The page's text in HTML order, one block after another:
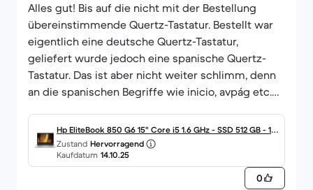
Alles gut! Bis auf die nicht mit der Bestellung
übereinstimmende Quertz-Tastatur. Bestellt war
eigentlich eine deutsche Quertz-Tastatur,
geliefert wurde jedoch eine spanische Quertz-
Tastatur. Das ist aber nicht weiter schlimm, denn
an die spanischen Begriffe wie inicio, avpág etc.
Hp EliteBook 850 G6 15" Core i5 1.6 GHz - SSD 512 GB - 16
GB QWERTZ - Deutsch
Zustand Hervorragend
Kaufdatum 14.10.25
0